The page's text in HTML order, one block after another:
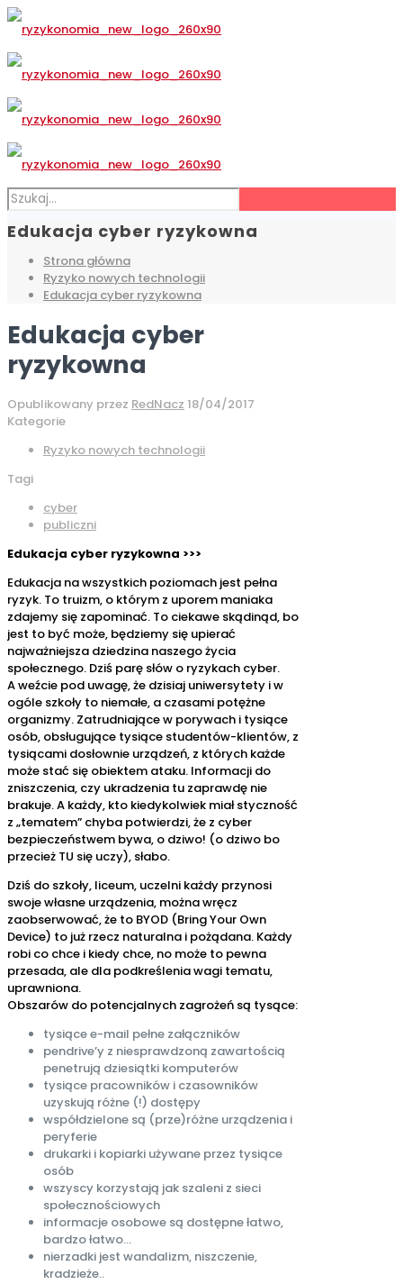
Edukacja cyber ryzykowna
Strona główna
Ryzyko nowych technologii
Edukacja cyber ryzykowna
Edukacja cyber
ryzykowna
Opublikowany przez RedNacz 18/04/2017
Kategorie
Ryzyko nowych technologii
Tagi
cyber
publiczni
Edukacja cyber ryzykowna >>>
Edukacja na wszystkich poziomach jest pełna
ryzyk. To truizm, o którym z uporem maniaka
zdajemy się zapominać. To ciekawe skądinąd, bo
jest to być może, będziemy się upierać
najważniejsza dziedzina naszego życia
społecznego. Dziś parę słów o ryzykach cyber.
A weźcie pod uwagę, że dzisiaj uniwersytety i w
ogóle szkoły to niemałe, a czasami potężne
organizmy. Zatrudniające w porywach i tysiące
osób, obsługujące tysiące studentów-klientów, z
tysiącami dosłownie urządzeń, z których każde
może stać się obiektem ataku. Informacji do
zniszczenia, czy ukradzenia tu zaprawdę nie
brakuje. A każdy, kto kiedykolwiek miał styczność
z „tematem” chyba potwierdzi, że z cyber
bezpieczeństwem bywa, o dziwo! (o dziwo bo
przecież TU się uczy), słabo.
Dziś do szkoły, liceum, uczelni każdy przynosi
swoje własne urządzenia, można wręcz
zaobserwować, że to BYOD (Bring Your Own
Device) to już rzecz naturalna i pożądana. Każdy
robi co chce i kiedy chce, no może to pewna
przesada, ale dla podkreślenia wagi tematu,
uprawniona.
Obszarów do potencjalnych zagrożeń są tysące:
tysiące e-mail pełne załączników
pendrive’y z niesprawdzoną zawartością
penetrują dziesiątki komputerów
tysiące pracowników i czasowników
uzyskują różne (!) dostępy
współdzielone są (prze)różne urządzenia i
peryferie
drukarki i kopiarki używane przez tysiące
osób
wszyscy korzystają jak szaleni z sieci
społecznościowych
informacje osobowe są dostępne łatwo,
bardzo łatwo…
nierzadki jest wandalizm, niszczenie,
kradzieże..